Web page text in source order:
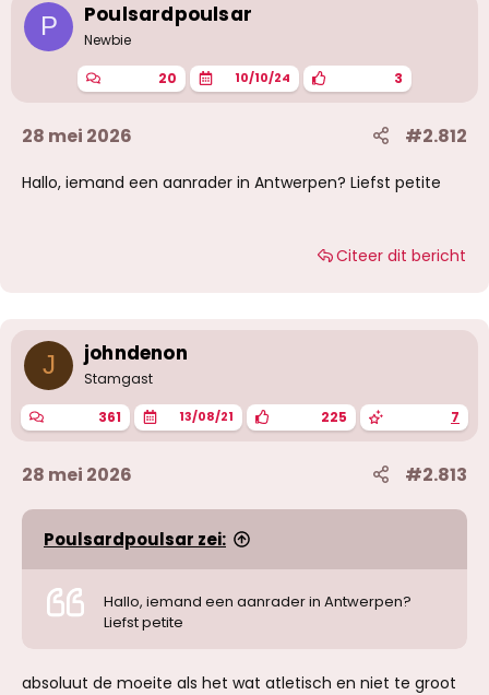
P Poulsardpoulsar
Newbie
20 10/10/24 3
28 mei 2026 #2.812
Hallo, iemand een aanrader in Antwerpen? Liefst petite
Citeer dit bericht
J johndenon
Stamgast
361 13/08/21 225 7
28 mei 2026 #2.813
Poulsardpoulsar zei:
Hallo, iemand een aanrader in Antwerpen?
Liefst petite
absoluut de moeite als het wat atletisch en niet te groot